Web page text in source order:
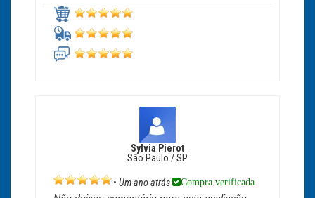
Sylvia Pierot
São Paulo / SP
• Um ano atrás Compra verificada